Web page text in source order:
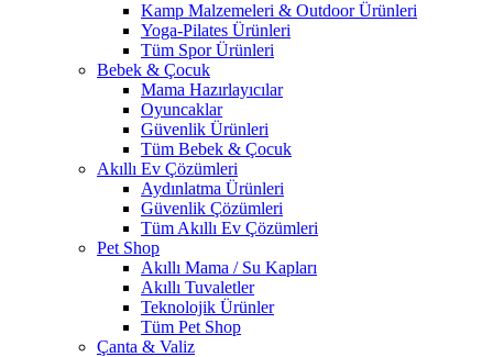
Kamp Malzemeleri & Outdoor Ürünleri
Yoga-Pilates Ürünleri
Tüm Spor Ürünleri
Bebek & Çocuk
Mama Hazırlayıcılar
Oyuncaklar
Güvenlik Ürünleri
Tüm Bebek & Çocuk
Akıllı Ev Çözümleri
Aydınlatma Ürünleri
Güvenlik Çözümleri
Tüm Akıllı Ev Çözümleri
Pet Shop
Akıllı Mama / Su Kapları
Akıllı Tuvaletler
Teknolojik Ürünler
Tüm Pet Shop
Çanta & Valiz